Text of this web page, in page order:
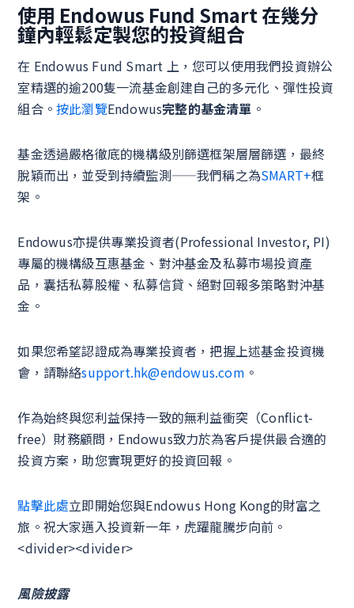
使用 Endowus Fund Smart 在幾分
鐘內輕鬆定製您的投資組合
在 Endowus Fund Smart 上，您可以使用我們投資辦公
室精選的逾200隻一流基金創建自己的多元化、彈性投資
組合。 按此瀏覽Endowus完整的基金清單 。
基金透過嚴格徹底的機構級別篩選框架層層篩選，最終
脫穎而出，並受到持續監測——我們稱之為SMART+框
架。
Endowus亦提供專業投資者(Professional Investor, PI)
專屬的機構級互惠基金、對沖基金及私募市場投資產
品，囊括私募股權、私募信貸、絕對回報多策略對沖基
金。
如果您希望認證成為專業投資者，把握上述基金投資機
會，請聯絡support.hk@endowus.com 。
作為始終與您利益保持一致的無利益衝突（Conflict-
free）財務顧問，Endowus致力於為客戶提供最合適的
投資方案，助您實現更好的投資回報。
點擊此處立即開始您與Endowus Hong Kong的財富之
旅。祝大家邁入投資新一年，虎躍龍騰步向前。
<divider><divider>
風險披露